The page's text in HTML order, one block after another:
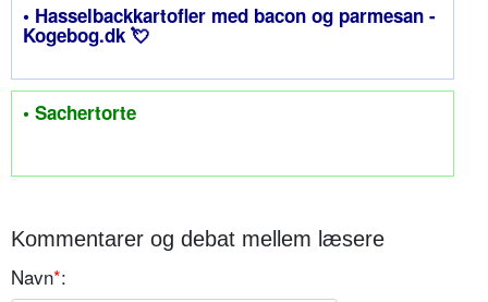
• Hasselbackkartofler med bacon og parmesan -
Kogebog.dk 💘
• Sachertorte
Kommentarer og debat mellem læsere
Navn*: